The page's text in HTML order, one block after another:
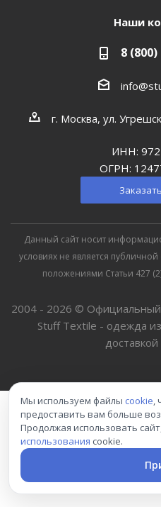
Наши
8 (800)
г. Москва, ул.
ИНН:
ОГРН:
Данный сайт носит
условиях не является
положениями Статьи 427
2004 - 2026 © Официальный
Stuff Textile - одежда из
Мы используем файлы cookie,
предоставить вам больше
Продолжая использовать
использования cookie.